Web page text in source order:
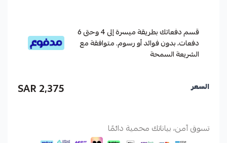
قسم دفعاتك بطريقة ميسرة إلى 4 وحتى 6
دفعات، بدون فوائد أو رسوم. متوافقة مع
الشريعة السمحة
السعر 2,375 SAR
تسوق آمن، بياناتك محمية دائمًا